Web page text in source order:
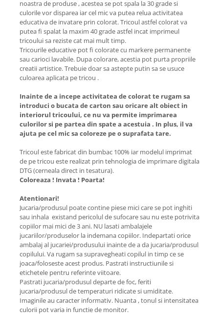
noastra de produse , acestea se pot spala la 30 grade si
culorile vor disparea iar cel mic va putea relua activitatea
educativa de invatare prin colorat. Tricoul astfel colorat va
putea fi spalat la maxim 40 grade astfel incat imprimeul
tricoului sa reziste cat mai mult timp.
Tricourile educative pot fi colorate cu markere permanente
sau carioci lavabile. Dupa colorare, acestia pot purta propriile
creatii artistice. Trebuie doar sa astepte putin sa se usuce
culoarea aplicata pe tricou .
Inainte de a incepe activitatea de colorat te rugam sa
introduci o bucata de carton sau oricare alt obiect in
interiorul tricoului, ce nu va permite imprimarea
culorilor si pe partea din spate a acestuia . In plus, il va
ajuta pe cel mic sa coloreze pe o suprafata tare.
Tricoul este fabricat din bumbac 100% iar modelul imprimat
de pe tricou este realizat prin tehnologia de imprimare digitala
DTG (cerneala direct in tesatura).
Coloreaza ! Invata ! Poarta!
Atentionari!
Jucaria/produsul poate contine piese mici care se pot inghiti
sau inhala existand pericolul de sufocare sau nu este potrivita
copiilor mai mici de 3 ani. NU lasati ambalajele
jucariilor/produselor la indemana copiilor. Indepartati orice
ambalaj al jucariei/produsului inainte de a da jucaria/produsul
copilului. Va rugam sa supravegheati copilul in timp ce se
joaca/foloseste acest produs. Pastrati instructiunile si
etichetele pentru referinte viitoare.
Pastrati jucaria/produsul departe de foc, feriti
jucaria/produsul de temperaturi ridicate si umiditate.
Imaginile au caracter informativ. Nuanta , tonul si intensitatea
culorii pot varia in functie de monitor.